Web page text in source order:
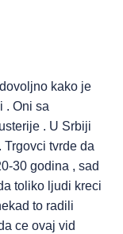
kako je
. Oni sa
. U Srbiji
tvrde da
30 godina , sad
toliko ljudi kreci
to radili
ce ovaj vid